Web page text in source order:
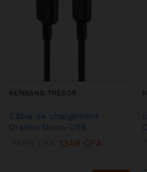
KENBANG TRÉSOR
Câble de chargement
Oraimo Micro-USB
1349 CFA